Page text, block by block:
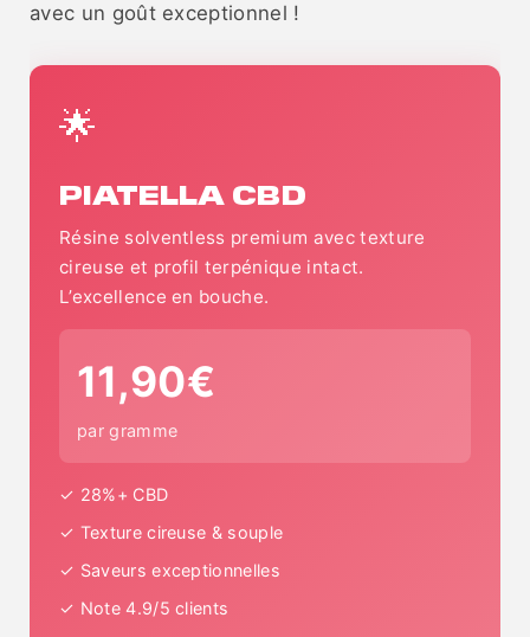
avec un goût exceptionnel !
🌟
PIATELLA CBD
Résine solventless premium avec texture
cireuse et profil terpénique intact.
L’excellence en bouche.
11,90€
par gramme
✓ 28%+ CBD
✓ Texture cireuse & souple
✓ Saveurs exceptionnelles
✓ Note 4.9/5 clients